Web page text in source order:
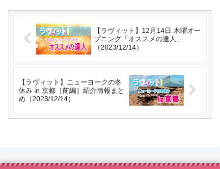
【ラヴィット】12月14日 木曜オー
プニング「オススメの達人」
（2023/12/14）
【ラヴィット】ニューヨークの冬
休み in 京都［前編］紹介情報まと
め（2023/12/14）